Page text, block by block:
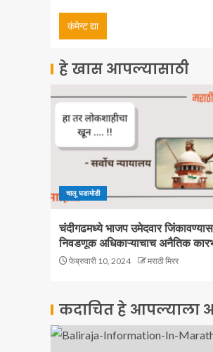
हे खास आपल्यासाठी
चालू घडामोडी
चंदीगढमध्ये भाजप उमेदवार
निवडणूक अधिकाऱ्याचाच अनैतिक
फेब्रुवारी 10, 2024 मराठी मिरर
कदाचित हे आपल्याला